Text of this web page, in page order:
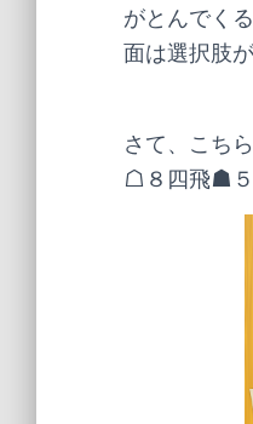
がとんでく
面は選択肢
さて、こち
☖８四飛☗５